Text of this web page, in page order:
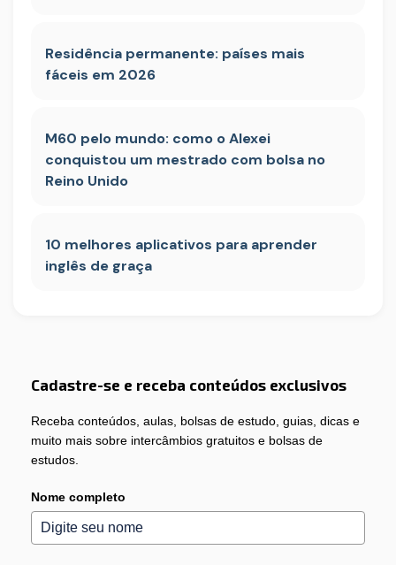
Residência permanente: países mais
fáceis em 2026
M60 pelo mundo: como o Alexei
conquistou um mestrado com bolsa no
Reino Unido
10 melhores aplicativos para aprender
inglês de graça
Cadastre-se e receba conteúdos exclusivos
Receba conteúdos, aulas, bolsas de estudo, guias, dicas e
muito mais sobre intercâmbios gratuitos e bolsas de
estudos.
Nome completo